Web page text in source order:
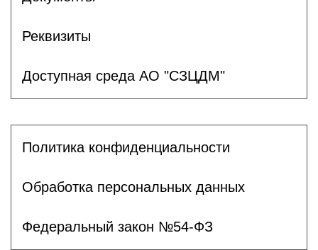
Реквизиты
Доступная среда АО "СЗЦДМ"
Политика конфиденциальности
Обработка персональных данных
Федеральный закон №54-ФЗ